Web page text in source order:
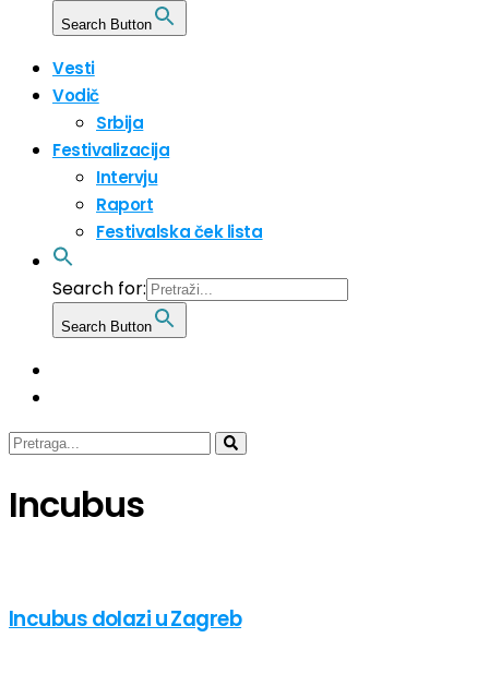
Search Button
Vesti
Vodič
Srbija
Festivalizacija
Intervju
Raport
Festivalska ček lista
Search for:
Search Button
Incubus
Incubus dolazi u Zagreb